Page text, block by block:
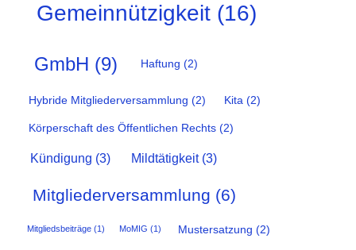
Gemeinnützigkeit(16)
GmbH (9) Haftung (2)
Hybride Mitgliederversammlung (2) Kita (2)
Körperschaft des Öffentlichen Rechts (2)
Kündigung (3) Mildtätigkeit(3)
Mitgliederversammlung (6)
Mitgliedsbeiträge (1) MoMIG (1) Mustersatzung (2)